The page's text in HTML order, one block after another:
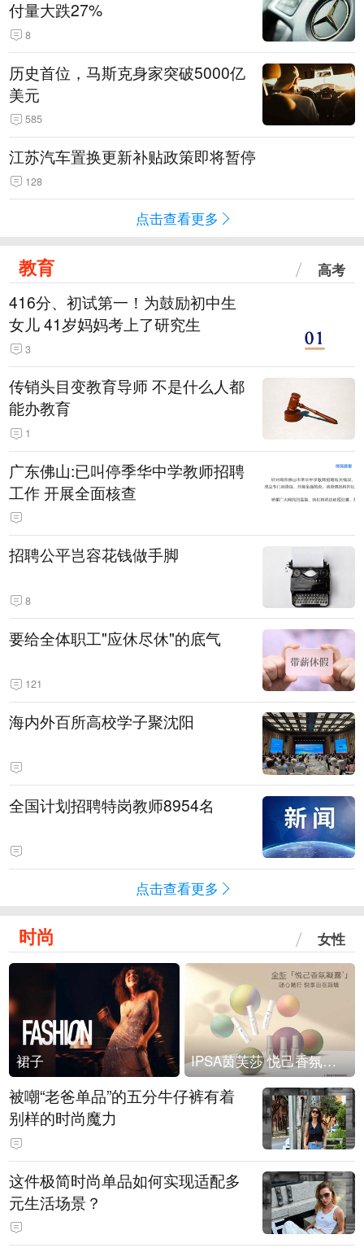
付量大跌27%
8
历史首位，马斯克身家突破5000亿
美元
585
江苏汽车置换更新补贴政策即将暂停
128
点击查看更多
教育 高考
416分、初试第一！为鼓励初中生
女儿 41岁妈妈考上了研究生
3
传销头目变教育导师 不是什么人都
能办教育
1
广东佛山:已叫停季华中学教师招聘
工作 开展全面核查
招聘公平岂容花钱做手脚
8
要给全体职工"应休尽休"的底气
121
海内外百所高校学子聚沈阳
全国计划招聘特岗教师8954名
点击查看更多
时尚 女性
裙子 IPSA茵芙莎 悦己香氛凝露上市
被嘲“老爸单品”的五分牛仔裤有着
别样的时尚魔力
这件极简时尚单品如何实现适配多
元生活场景？